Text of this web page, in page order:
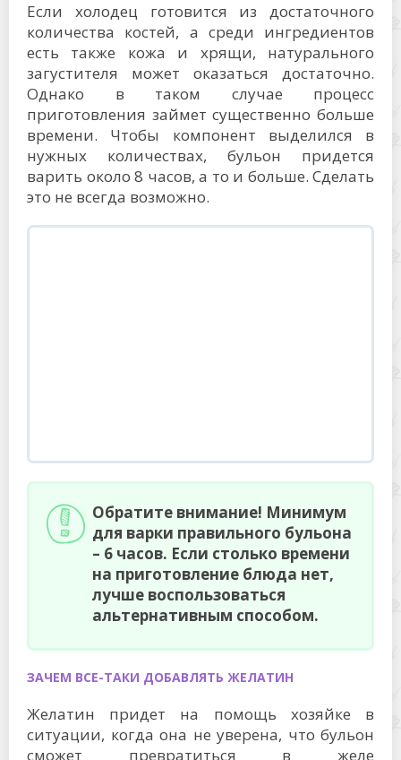
Если холодец готовится из достаточного
количества костей, а среди ингредиентов
есть также кожа и хрящи, натурального
загустителя может оказаться достаточно.
Однако в таком случае процесс
приготовления займет существенно больше
времени. Чтобы компонент выделился в
нужных количествах, бульон придется
варить около 8 часов, а то и больше. Сделать
это не всегда возможно.
Обратите внимание! Минимум
для варки правильного бульона
– 6 часов. Если столько времени
на приготовление блюда нет,
лучше воспользоваться
альтернативным способом.
ЗАЧЕМ ВСЕ-ТАКИ ДОБАВЛЯТЬ ЖЕЛАТИН
Желатин придет на помощь хозяйке в
ситуации, когда она не уверена, что бульон
сможет превратиться в желе